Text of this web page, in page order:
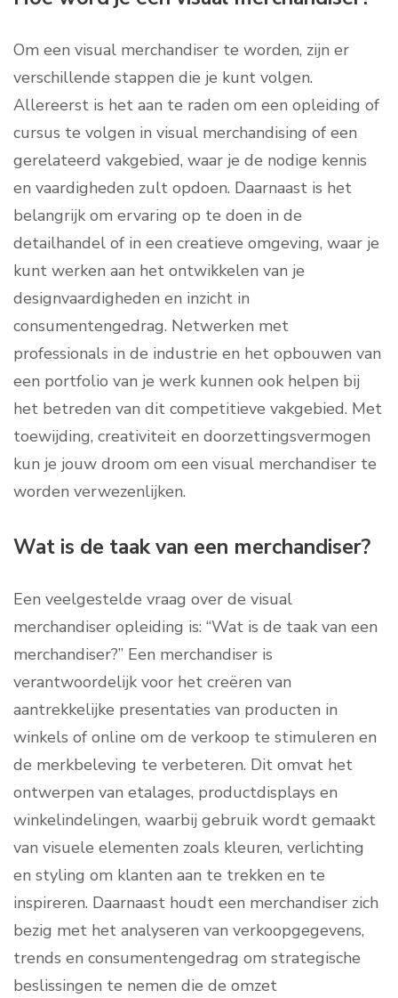
Om een visual merchandiser te worden, zijn er
verschillende stappen die je kunt volgen.
Allereerst is het aan te raden om een opleiding of
cursus te volgen in visual merchandising of een
gerelateerd vakgebied, waar je de nodige kennis
en vaardigheden zult opdoen. Daarnaast is het
belangrijk om ervaring op te doen in de
detailhandel of in een creatieve omgeving, waar je
kunt werken aan het ontwikkelen van je
designvaardigheden en inzicht in
consumentengedrag. Netwerken met
professionals in de industrie en het opbouwen van
een portfolio van je werk kunnen ook helpen bij
het betreden van dit competitieve vakgebied. Met
toewijding, creativiteit en doorzettingsvermogen
kun je jouw droom om een visual merchandiser te
worden verwezenlijken.
Wat is de taak van een merchandiser?
Een veelgestelde vraag over de visual
merchandiser opleiding is: “Wat is de taak van een
merchandiser?” Een merchandiser is
verantwoordelijk voor het creëren van
aantrekkelijke presentaties van producten in
winkels of online om de verkoop te stimuleren en
de merkbeleving te verbeteren. Dit omvat het
ontwerpen van etalages, productdisplays en
winkelindelingen, waarbij gebruik wordt gemaakt
van visuele elementen zoals kleuren, verlichting
en styling om klanten aan te trekken en te
inspireren. Daarnaast houdt een merchandiser zich
bezig met het analyseren van verkoopgegevens,
trends en consumentengedrag om strategische
beslissingen te nemen die de omzet